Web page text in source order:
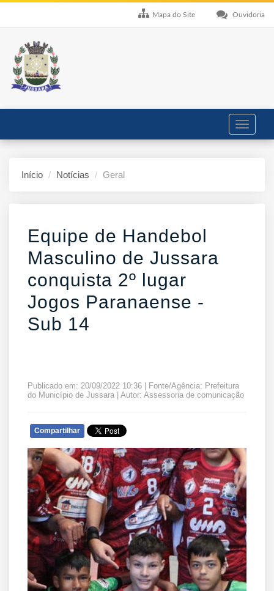
Ouvidoria
Mapa do Site
Toggle
Início Notícias Geral
Equipe de Handebol
Masculino de Jussara
conquista 2º lugar
Jogos Paranaense -
Sub 14
Publicado em: 20/09/2022 10:36 | Fonte/Agência: Prefeitura
do Município de Jussara | Autor: Assessoria de comunicação
Compartilhar